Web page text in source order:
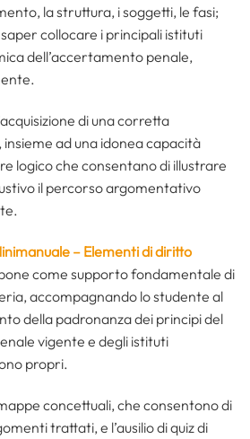
la struttura, i soggetti, le fasi;
collocare i principali istituti
dell’accertamento penale,
di una corretta
ad una idonea capacità
logico che consentano di illustrare
il percorso argomentativo
– Elementi di diritto
come supporto fondamentale di
accompagnando lo studente al
della padronanza dei principi del
vigente e degli istituti
propri.
concettuali, che consentono di
trattati, e l’ausilio di quiz di